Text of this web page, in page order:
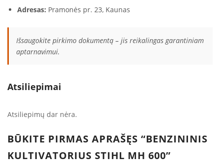
Adresas: Pramonės pr. 23, Kaunas
Išsaugokite pirkimo dokumentą – jis reikalingas garantiniam
aptarnavimui.
Atsiliepimai
Atsiliepimų dar nėra.
BŪKITE PIRMAS APRAŠĘS “BENZININIS
KULTIVATORIUS STIHL MH 600”